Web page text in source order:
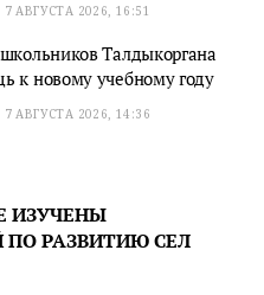
7 АВГУСТА 2026, 16:51
Талдыкоргана
к новому учебному году
7 АВГУСТА 2026, 14:36
ИЗУЧЕНЫ
РАЗВИТИЮ СЕЛ